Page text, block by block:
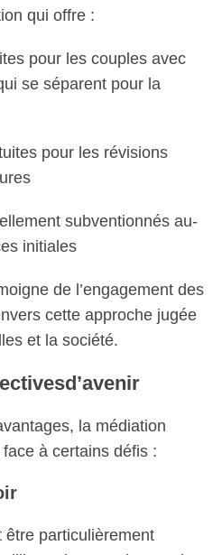
qui offre :
pour les couples avec
se séparent pour la
pour les révisions
subventionnés au-
initiales
de l’engagement des
cette approche jugée
et la société.
la médiation
à certains défis :
être particulièrement